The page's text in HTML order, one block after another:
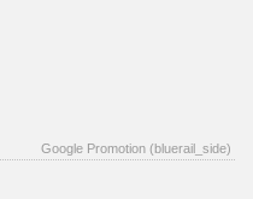
Google Promotion (bluerail_side)